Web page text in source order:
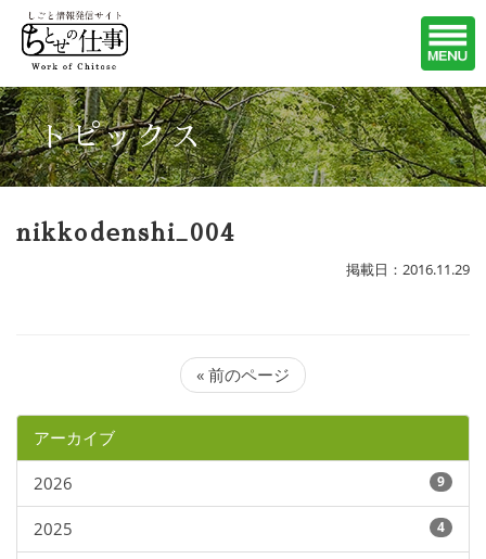
トピックス
nikkodenshi_004
掲載日：2016.11.29
« 前のページ
アーカイブ
2026 9
2025 4